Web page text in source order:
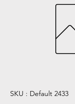
SKU : Default 2433